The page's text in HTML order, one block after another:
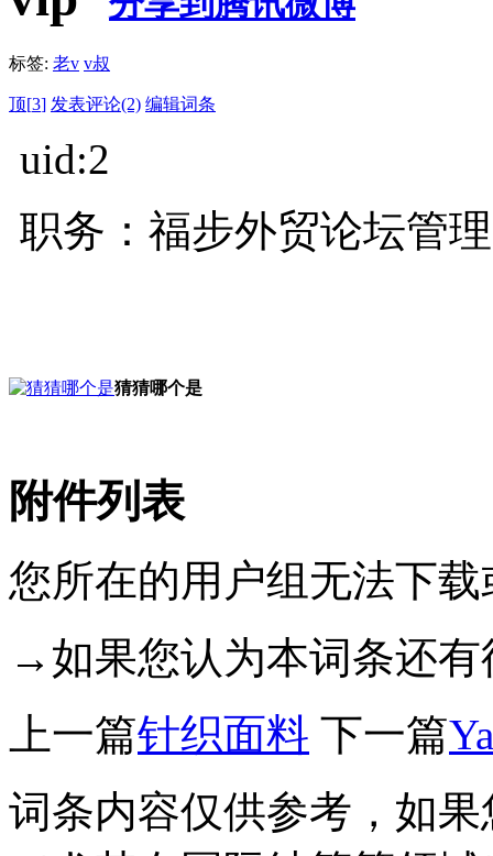
标签: 老v v叔
顶[3] 发表评论(2) 编辑词条
uid:2
职务：福步外贸论坛管
猜猜哪个是
附件列表
您所在的用户组无法下
→如果您认为本词条还
上一篇针织面料 下一篇
词条内容仅供参考，如